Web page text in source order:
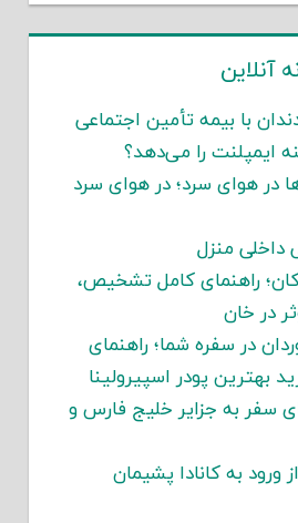
آنلاین
با بیمه تأمین اجتماعی
در هوای سرد؛ در هوای سرد
داخلی منزل
راهنمای کامل تشخیص،
در خان
در سفره شما؛ راهنمای
پودر اسپیرولینا
سفر به جزایر خلیج فارس و
ورود به کانادا پشیمان